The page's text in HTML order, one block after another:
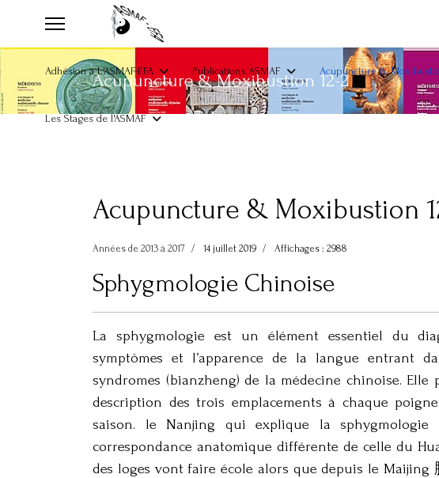
Adhésion à L'ASMAF-EFA Publications ASMAF Acupuncture &
Les Stages de l'ASMAF
Acupuncture & Moxibustion 12-2
Acupuncture & Moxibustion
Années de 2013 à 2017 14 juillet 2019 Affichages : 2988
Sphygmologie Chinoise
La sphygmologie est un élément essentiel du
symptômes et l’apparence de la langue entrant
syndromes (bianzheng) de la médecine chinoise.
description des trois emplacements à chaque
saison. le Nanjing qui explique la
correspondance anatomique différente de celle du
des loges vont faire école alors que depuis le Maijing